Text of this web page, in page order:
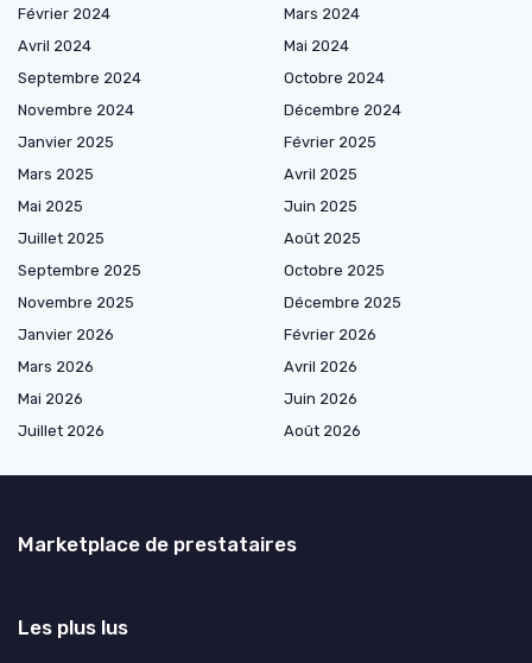
Février 2024
Mars 2024
Avril 2024
Mai 2024
Septembre 2024
Octobre 2024
Novembre 2024
Décembre 2024
Janvier 2025
Février 2025
Mars 2025
Avril 2025
Mai 2025
Juin 2025
Juillet 2025
Août 2025
Septembre 2025
Octobre 2025
Novembre 2025
Décembre 2025
Janvier 2026
Février 2026
Mars 2026
Avril 2026
Mai 2026
Juin 2026
Juillet 2026
Août 2026
Marketplace de prestataires
Les plus lus